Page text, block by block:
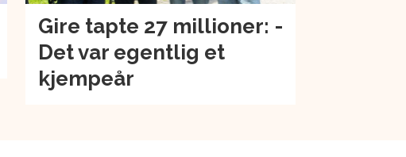
Gire tapte 27 millioner: -
Det var egentlig et
kjempeår